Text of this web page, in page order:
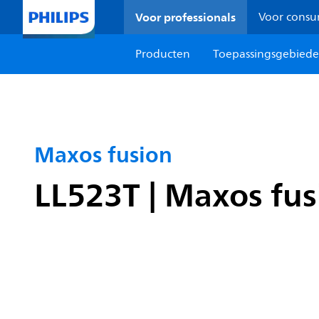
Voor professionals Voor
Producten
Maxos fusion
LL523T | Maxos